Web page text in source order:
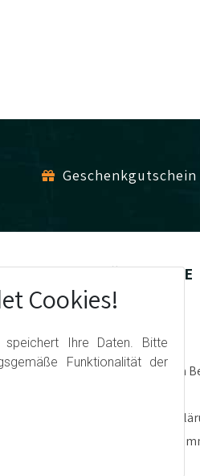
Cookies!
Ihre Daten. Bitte
Funktionalität der
Geschenkgutschein
NÜTZLICHE
Aktivitäten
Special events
Planen Sie Ihren